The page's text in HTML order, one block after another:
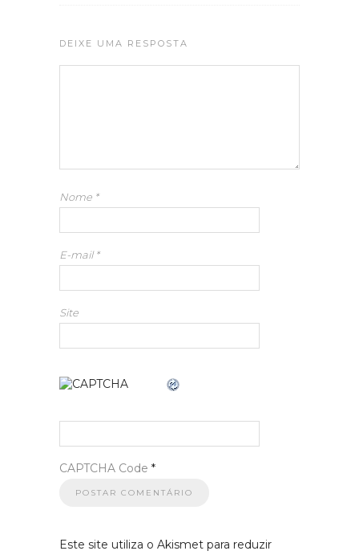
DEIXE UMA RESPOSTA
Nome *
E-mail*
Site
CAPTCHA Code *
Este site utiliza o Akismet para reduzir